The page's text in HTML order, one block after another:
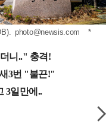
photo@newsis.com *